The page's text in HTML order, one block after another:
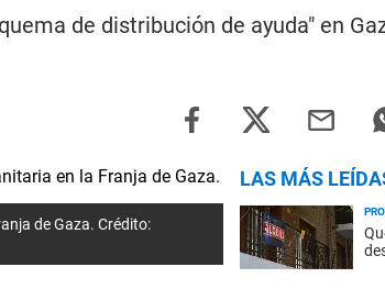
de distribución de ayuda" en
de Gaza. Crédito:
LAS MÁS